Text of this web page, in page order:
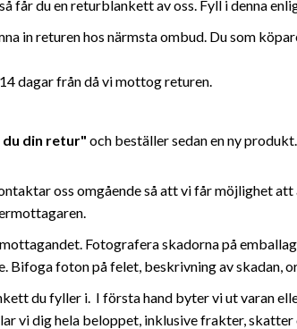
du en returblankett av oss. Fyll i denna
in returen hos närmsta ombud. Du som
dagar från då vi mottog returen.
din retur" och beställer sedan en ny produkt.
oss omgående så att vi får möjlighet
Fotografera skadorna på
. Bifoga foton på felet, beskrivning av skadan,
du fyller i. I första hand byter vi ut varan
vi dig hela beloppet, inklusive frakter,